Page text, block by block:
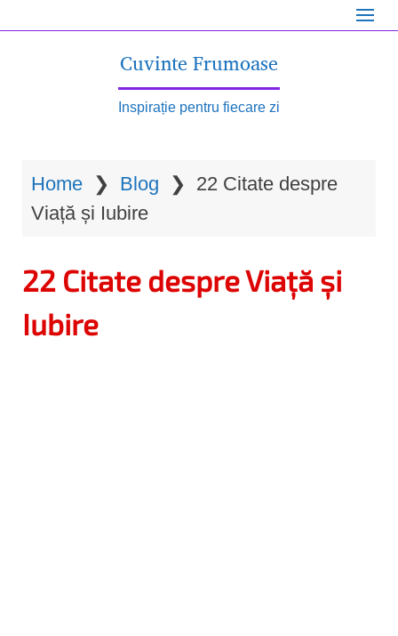
Cuvinte Frumoase
Inspirație pentru fiecare zi
Home ❯ Blog ❯ 22 Citate despre
Viață și Iubire
22 Citate despre Viață și
Iubire